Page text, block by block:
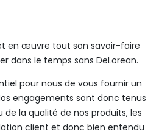
en œuvre tout son savoir-faire
dans le temps sans DeLorean.
pour nous de vous fournir un
engagements sont donc tenus
la qualité de nos produits, les
client et donc bien entendu